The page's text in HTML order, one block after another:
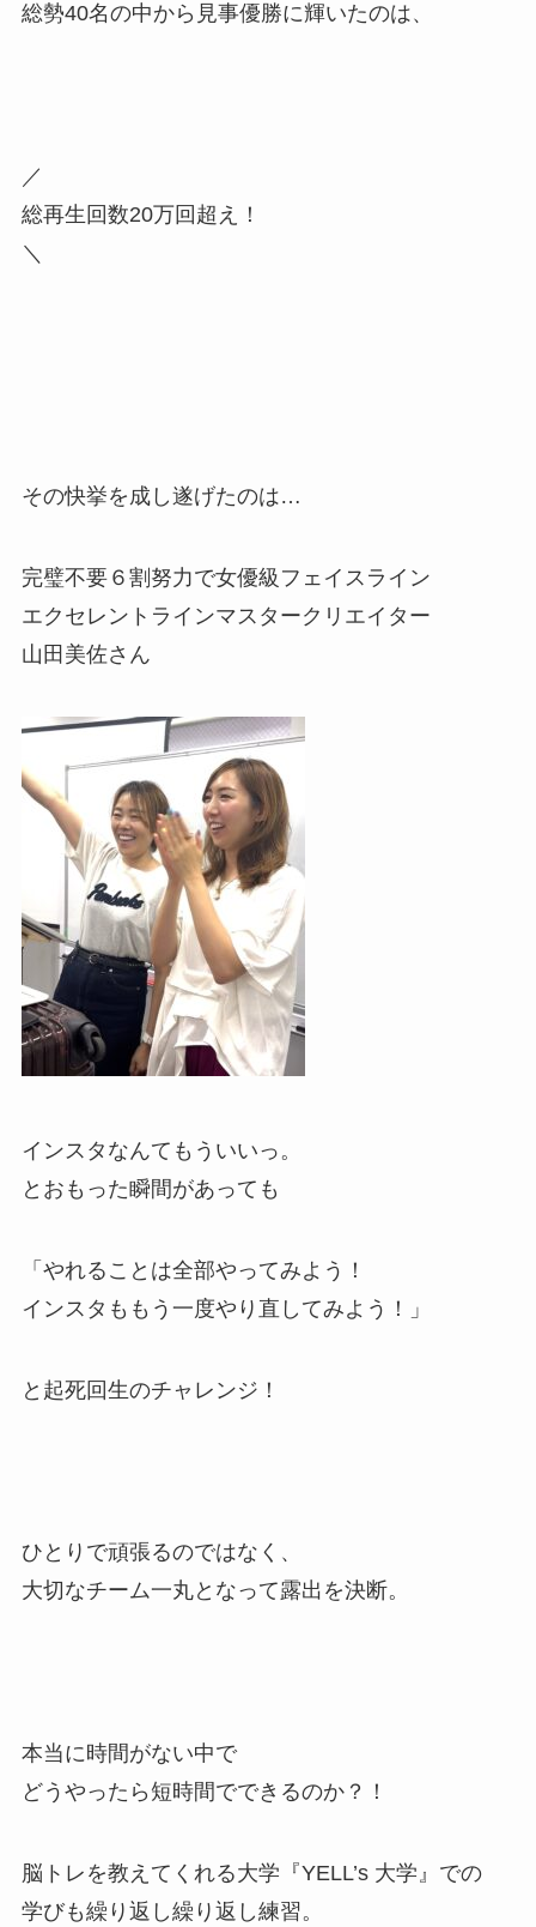
総勢40名の中から見事優勝に輝いたのは、
／
総再生回数20万回超え！
＼
その快挙を成し遂げたのは…
完璧不要６割努力で女優級フェイスライン
エクセレントラインマスタークリエイター
山田美佐さん
インスタなんてもういいっ。
とおもった瞬間があっても
「やれることは全部やってみよう！
インスタももう一度やり直してみよう！」
と起死回生のチャレンジ！
ひとりで頑張るのではなく、
大切なチーム一丸となって露出を決断。
本当に時間がない中で
どうやったら短時間でできるのか？！
脳トレを教えてくれる大学『YELL’s 大学』での
学びも繰り返し繰り返し練習。